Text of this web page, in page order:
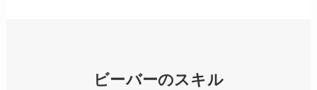
ビーバーのスキル